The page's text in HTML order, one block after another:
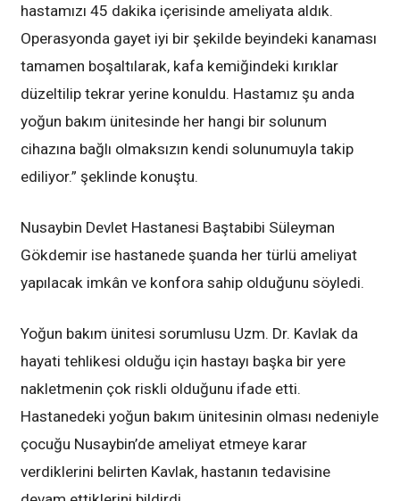
hastamızı 45 dakika içerisinde ameliyata aldık.
Operasyonda gayet iyi bir şekilde beyindeki kanaması
tamamen boşaltılarak, kafa kemiğindeki kırıklar
düzeltilip tekrar yerine konuldu. Hastamız şu anda
yoğun bakım ünitesinde her hangi bir solunum
cihazına bağlı olmaksızın kendi solunumuyla takip
ediliyor.” şeklinde konuştu.
Nusaybin Devlet Hastanesi Baştabibi Süleyman
Gökdemir ise hastanede şuanda her türlü ameliyat
yapılacak imkân ve konfora sahip olduğunu söyledi.
Yoğun bakım ünitesi sorumlusu Uzm. Dr. Kavlak da
hayati tehlikesi olduğu için hastayı başka bir yere
nakletmenin çok riskli olduğunu ifade etti.
Hastanedeki yoğun bakım ünitesinin olması nedeniyle
çocuğu Nusaybin’de ameliyat etmeye karar
verdiklerini belirten Kavlak, hastanın tedavisine